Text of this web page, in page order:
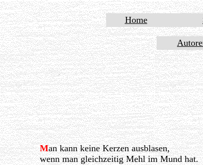
Home
Man kann keine Kerzen ausblasen,
wenn man gleichzeitig Mehl im Mund hat.